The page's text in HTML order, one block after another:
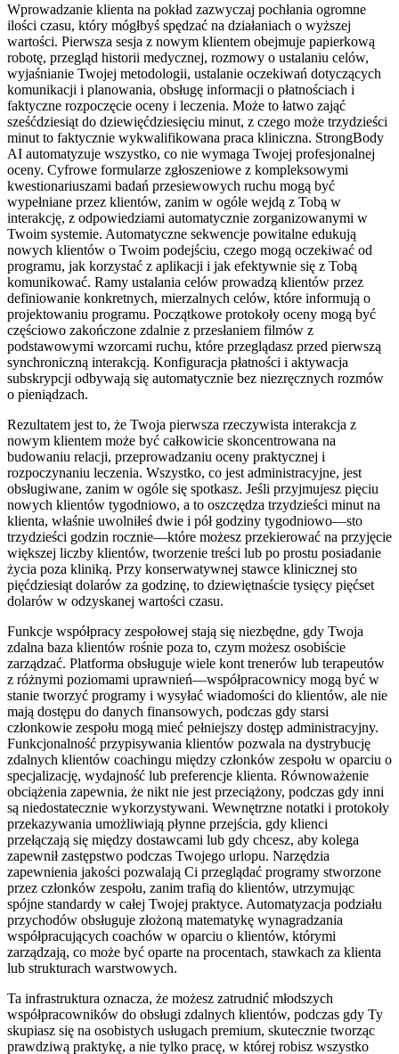
Wprowadzanie klienta na pokład zazwyczaj pochłania ogromne
ilości czasu, który mógłbyś spędzać na działaniach o wyższej
wartości. Pierwsza sesja z nowym klientem obejmuje papierkową
robotę, przegląd historii medycznej, rozmowy o ustalaniu celów,
wyjaśnianie Twojej metodologii, ustalanie oczekiwań dotyczących
komunikacji i planowania, obsługę informacji o płatnościach i
faktyczne rozpoczęcie oceny i leczenia. Może to łatwo zająć
sześćdziesiąt do dziewięćdziesięciu minut, z czego może trzydzieści
minut to faktycznie wykwalifikowana praca kliniczna. StrongBody
AI automatyzuje wszystko, co nie wymaga Twojej profesjonalnej
oceny. Cyfrowe formularze zgłoszeniowe z kompleksowymi
kwestionariuszami badań przesiewowych ruchu mogą być
wypełniane przez klientów, zanim w ogóle wejdą z Tobą w
interakcję, z odpowiedziami automatycznie zorganizowanymi w
Twoim systemie. Automatyczne sekwencje powitalne edukują
nowych klientów o Twoim podejściu, czego mogą oczekiwać od
programu, jak korzystać z aplikacji i jak efektywnie się z Tobą
komunikować. Ramy ustalania celów prowadzą klientów przez
definiowanie konkretnych, mierzalnych celów, które informują o
projektowaniu programu. Początkowe protokoły oceny mogą być
częściowo zakończone zdalnie z przesłaniem filmów z
podstawowymi wzorcami ruchu, które przeglądasz przed pierwszą
synchroniczną interakcją. Konfiguracja płatności i aktywacja
subskrypcji odbywają się automatycznie bez niezręcznych rozmów
o pieniądzach.
Rezultatem jest to, że Twoja pierwsza rzeczywista interakcja z
nowym klientem może być całkowicie skoncentrowana na
budowaniu relacji, przeprowadzaniu oceny praktycznej i
rozpoczynaniu leczenia. Wszystko, co jest administracyjne, jest
obsługiwane, zanim w ogóle się spotkasz. Jeśli przyjmujesz pięciu
nowych klientów tygodniowo, a to oszczędza trzydzieści minut na
klienta, właśnie uwolniłeś dwie i pół godziny tygodniowo—sto
trzydzieści godzin rocznie—które możesz przekierować na przyjęcie
większej liczby klientów, tworzenie treści lub po prostu posiadanie
życia poza kliniką. Przy konserwatywnej stawce klinicznej sto
pięćdziesiąt dolarów za godzinę, to dziewiętnaście tysięcy pięćset
dolarów w odzyskanej wartości czasu.
Funkcje współpracy zespołowej stają się niezbędne, gdy Twoja
zdalna baza klientów rośnie poza to, czym możesz osobiście
zarządzać. Platforma obsługuje wiele kont trenerów lub terapeutów
z różnymi poziomami uprawnień—współpracownicy mogą być w
stanie tworzyć programy i wysyłać wiadomości do klientów, ale nie
mają dostępu do danych finansowych, podczas gdy starsi
członkowie zespołu mogą mieć pełniejszy dostęp administracyjny.
Funkcjonalność przypisywania klientów pozwala na dystrybucję
zdalnych klientów coachingu między członków zespołu w oparciu o
specjalizację, wydajność lub preferencje klienta. Równoważenie
obciążenia zapewnia, że nikt nie jest przeciążony, podczas gdy inni
są niedostatecznie wykorzystywani. Wewnętrzne notatki i protokoły
przekazywania umożliwiają płynne przejścia, gdy klienci
przełączają się między dostawcami lub gdy chcesz, aby kolega
zapewnił zastępstwo podczas Twojego urlopu. Narzędzia
zapewnienia jakości pozwalają Ci przeglądać programy stworzone
przez członków zespołu, zanim trafią do klientów, utrzymując
spójne standardy w całej Twojej praktyce. Automatyzacja podziału
przychodów obsługuje złożoną matematykę wynagradzania
współpracujących coachów w oparciu o klientów, którymi
zarządzają, co może być oparte na procentach, stawkach za klienta
lub strukturach warstwowych.
Ta infrastruktura oznacza, że możesz zatrudnić młodszych
współpracowników do obsługi zdalnych klientów, podczas gdy Ty
skupiasz się na osobistych usługach premium, skutecznie tworząc
prawdziwą praktykę, a nie tylko pracę, w której robisz wszystko